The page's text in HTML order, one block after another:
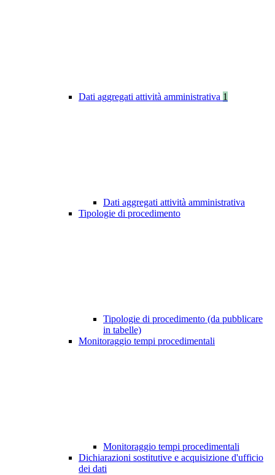
Dati aggregati attività amministrativa 1
Dati aggregati attività amministrativa
Tipologie di procedimento
Tipologie di procedimento (da pubblicare
in tabelle)
Monitoraggio tempi procedimentali
Monitoraggio tempi procedimentali
Dichiarazioni sostitutive e acquisizione d'ufficio
dei dati